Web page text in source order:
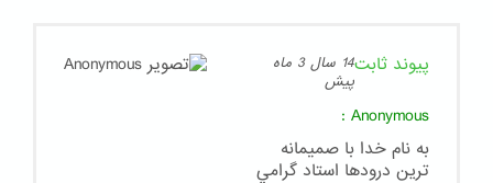
پیوند ثابت
14 سال 3 ماه
پیش
Anonymous
:
به نام خدا با صميمانه
ترين درودها استاد گرامي